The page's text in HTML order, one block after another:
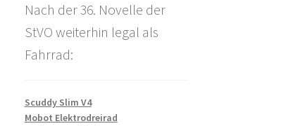
Nach der 36. Novelle der
StVO weiterhin legal als
Fahrrad:
Scuddy Slim V4
Mobot Elektrodreirad